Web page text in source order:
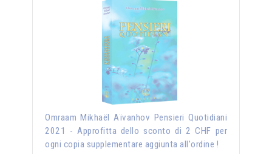
Omraam Mikhaël Aïvanhov Pensieri Quotidiani
2021 - Approfitta dello sconto di 2 CHF per
ogni copia supplementare aggiunta all'ordine !